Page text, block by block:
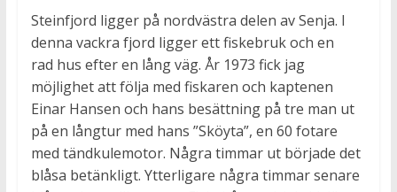
Steinfjord ligger på nordvästra delen av Senja. I
denna vackra fjord ligger ett fiskebruk och en
rad hus efter en lång väg. År 1973 fick jag
möjlighet att följa med fiskaren och kaptenen
Einar Hansen och hans besättning på tre man ut
på en långtur med hans ”Sköyta”, en 60 fotare
med tändkulemotor. Några timmar ut började det
blåsa betänkligt. Ytterligare några timmar senare